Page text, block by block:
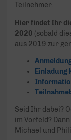
Teilnehmer.
Hier findet Ihr
2020 (sobald
aus 2019 zur
Einladung
Seid Ihr dabei?
im Vorfeld?
Michael und